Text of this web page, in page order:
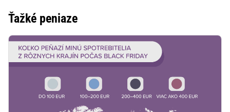
Ťažké peniaze